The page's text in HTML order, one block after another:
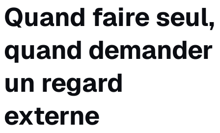
Quand faire seul,
quand demander
un regard
externe